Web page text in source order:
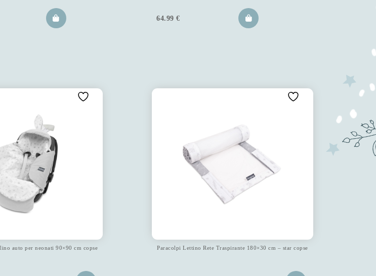
64.99 €
auto per neonati 90×90 cm copse Paracolpi Lettino Rete Traspirante 180×30 cm – star copse